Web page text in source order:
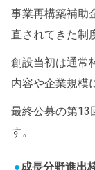
事業再構築補助
直されてきた制
創設当初は通常
内容や企業規模
最終公募の第13
す。
成長分野進出